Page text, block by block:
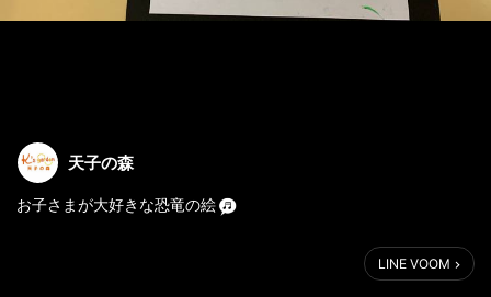
天子の森
お子さまが大好きな恐竜の絵
「どの色からぬる？」 と支援員が聞いて色を選んでもらい
LINE VOOM